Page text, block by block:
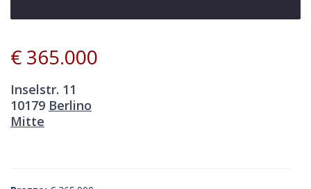
€ 365.000
Inselstr. 11
10179 Berlino
Mitte